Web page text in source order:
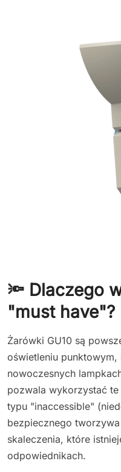
🔦 Dlaczego
"must have"?
Żarówki GU10 są
oświetleniu
nowoczesnych
pozwala wykorzystać
typu "inaccessible"
bezpiecznego
skaleczenia, które
odpowiednikach.